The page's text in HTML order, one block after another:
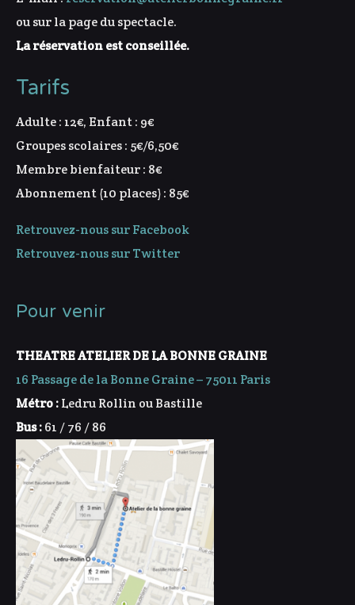
ou sur la page du spectacle.
La réservation est conseillée.
Tarifs
Adulte : 12€, Enfant : 9€
Groupes scolaires : 5€/6,50€
Membre bienfaiteur : 8€
Abonnement (10 places) : 85€
Retrouvez-nous sur Facebook
Retrouvez-nous sur Twitter
Pour venir
THEATRE ATELIER DE LA BONNE GRAINE
16 Passage de la Bonne Graine – 75011 Paris
Métro :Ledru Rollin ou Bastille
Bus :61 / 76 / 86